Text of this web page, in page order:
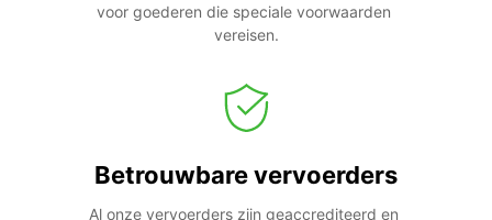
voor goederen die speciale voorwaarden
vereisen.
Betrouwbare vervoerders
Al onze vervoerders zijn geaccrediteerd en